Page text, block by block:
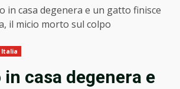
in casa degenera e un gatto finisce
il micio morto sul colpo
Italia
casa degenera e